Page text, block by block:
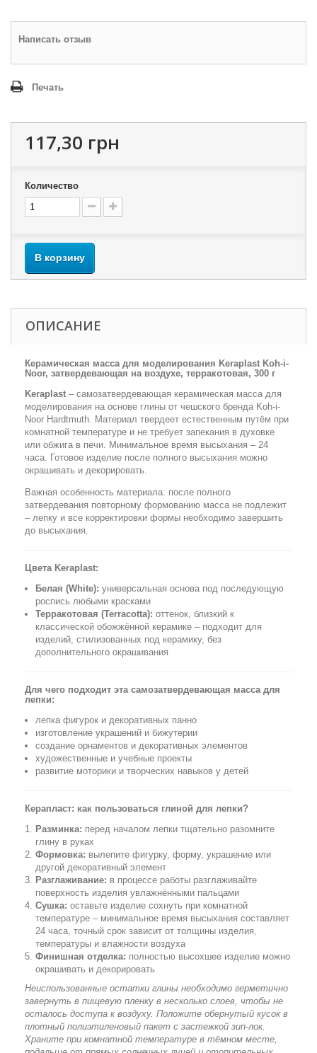
Написать отзыв
Печать
117,30 грн
Количество
В корзину
ОПИСАНИЕ
Керамическая масса для моделирования Keraplast Koh-i-
Noor, затвердевающая на воздухе, терракотовая, 300 г
Keraplast – самозатвердевающая керамическая масса для
моделирования на основе глины от чешского бренда Koh-i-
Noor Hardtmuth. Материал твердеет естественным путём при
комнатной температуре и не требует запекания в духовке
или обжига в печи. Минимальное время высыхания – 24
часа. Готовое изделие после полного высыхания можно
окрашивать и декорировать.
Важная особенность материала: после полного
затвердевания повторному формованию масса не подлежит
– лепку и все корректировки формы необходимо завершить
до высыхания.
Цвета Keraplast:
Белая (White): универсальная основа под последующую
роспись любыми красками
Терракотовая (Terracotta): оттенок, близкий к
классической обожжённой керамике – подходит для
изделий, стилизованных под керамику, без
дополнительного окрашивания
Для чего подходит эта самозатвердевающая масса для
лепки:
лепка фигурок и декоративных панно
изготовление украшений и бижутерии
создание орнаментов и декоративных элементов
художественные и учебные проекты
развитие моторики и творческих навыков у детей
Керапласт: как пользоваться глиной для лепки?
Разминка: перед началом лепки тщательно разомните
глину в руках
Формовка: вылепите фигурку, форму, украшение или
другой декоративный элемент
Разглаживание: в процессе работы разглаживайте
поверхность изделия увлажнёнными пальцами
Сушка: оставьте изделие сохнуть при комнатной
температуре – минимальное время высыхания составляет
24 часа, точный срок зависит от толщины изделия,
температуры и влажности воздуха
Финишная отделка: полностью высохшее изделие можно
окрашивать и декорировать
Неиспользованные остатки глины необходимо герметично
завернуть в пищевую пленку в несколько слоев, чтобы не
осталось доступа к воздуху. Положите обернутый кусок в
плотный полиэтиленовый пакет с застежкой зип-лок.
Храните при комнатной температуре в тёмном месте,